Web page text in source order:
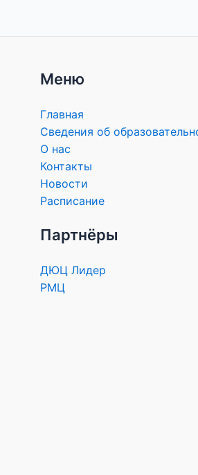
Меню
Главная
Сведения об
О нас
Контакты
Новости
Расписание
Партнёры
ДЮЦ Лидер
РМЦ